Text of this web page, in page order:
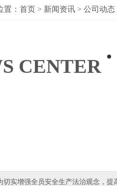
置： 首页 > 新闻资讯 > 公司动态
切实增强全员安全生产法治观念，提